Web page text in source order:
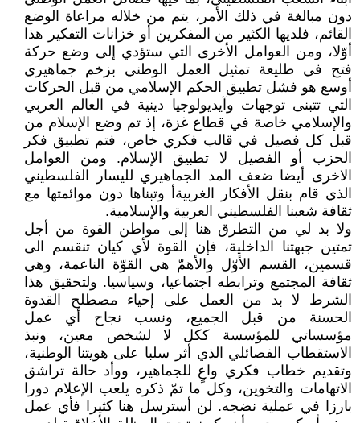
دون مبالغة في ذلك الأمر، يتم من خلاله مراعاة الوضع
القائم، فلديها الكثير من المفكرين أو خزانات التفكير هذا
أوّلا، ومن العوامل الأخرى التي ستؤدي إلى وضع حركة
فتح في طليعة تمثيل العمل الوطني بزخم جماهيري
أوسع هو فشل تطبيق الحكم الإسلامي من قبل الحركات
التي تتبنى توجهات وآيديولوجيا دينية في العالم العربي
والإسلامي خاصة في قطاع غزة، إذ تم وضع الإسلام من
قبل كل فصيل في قالب فكري خاص، فتم تطبيق فكر
الحزب أو الفصيل لا تطبيق الإسلام. ومن العوامل
الاخرى أيضا ضعف المد الجماهيري لليسار الفلسطيني
الذي قام بنقل الأفكار الغربيةأ وتبناها دون موائمتها مع
ثقافة شعبنا الفلسطيني العربية والإسلامية.
ولا بد لي من التطرق هنا إلى مواطن القوة من أجل
تمتين جبهتنا الداخلية، فإن القوة لأي كيان تنقسم الى
قسمين، القسم الأوّل والأهمّ هي القوّة الناعمة، وهي
ثقافة المجتمع وترابطه اجتماعيا، وسياسيا. ولتحقيق هذا
الشرط لا بد من العمل على إحياء مصطلح القدوة
الحسنة من قبل الجميع، ونسب نجاح أي عمل
مؤسساتي للمؤسسة ككل لا لشخص معين، ونبذ
الاستقطاب الفصائلي الذي أثر سلبا على هويتنا الوطنية،
وتقديم خطاب فكري واعٍ للجماهير، ووأد حالة تراشق
الاتهامات والتخوين، وكل ما تمّ ذكره يلعب الإعلام دورا
بارزا في عملية نضجه. لن أسترسل هنا كثيرا فأي عمل